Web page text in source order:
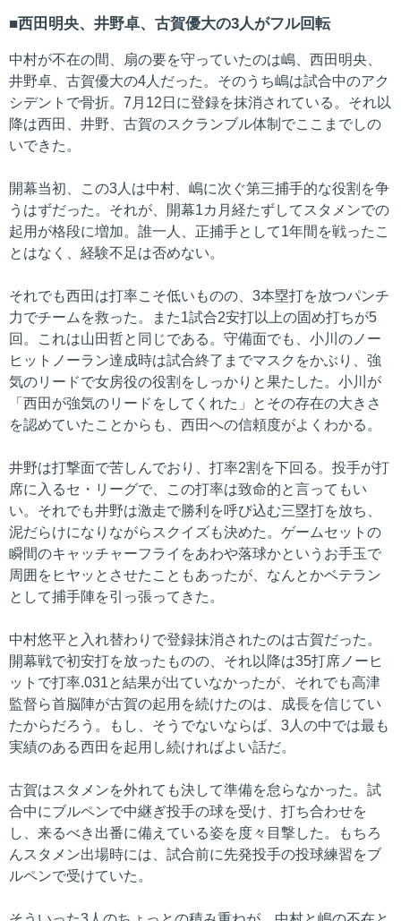
西田明央、井野卓、古賀優大の3人がフル回転
中村が不在の間、扇の要を守っていたのは嶋、西田明央、
井野卓、古賀優大の4人だった。そのうち嶋は試合中のアク
シデントで骨折。7月12日に登録を抹消されている。それ以
降は西田、井野、古賀のスクランブル体制でここまでしの
いできた。
開幕当初、この3人は中村、嶋に次ぐ第三捕手的な役割を争
うはずだった。それが、開幕1カ月経たずしてスタメンでの
起用が格段に増加。誰一人、正捕手として1年間を戦ったこ
とはなく、経験不足は否めない。
それでも西田は打率こそ低いものの、3本塁打を放つパンチ
力でチームを救った。また1試合2安打以上の固め打ちが5
回。これは山田哲と同じである。守備面でも、小川のノー
ヒットノーラン達成時は試合終了までマスクをかぶり、強
気のリードで女房役の役割をしっかりと果たした。小川が
「西田が強気のリードをしてくれた」とその存在の大きさ
を認めていたことからも、西田への信頼度がよくわかる。
井野は打撃面で苦しんでおり、打率2割を下回る。投手が打
席に入るセ・リーグで、この打率は致命的と言ってもい
い。それでも井野は激走で勝利を呼び込む三塁打を放ち、
泥だらけになりながらスクイズも決めた。ゲームセットの
瞬間のキャッチャーフライをあわや落球かというお手玉で
周囲をヒヤッとさせたこともあったが、なんとかベテラン
として捕手陣を引っ張ってきた。
中村悠平と入れ替わりで登録抹消されたのは古賀だった。
開幕戦で初安打を放ったものの、それ以降は35打席ノーヒ
ットで打率.031と結果が出ていなかったが、それでも高津
監督ら首脳陣が古賀の起用を続けたのは、成長を信じてい
たからだろう。もし、そうでないならば、3人の中では最も
実績のある西田を起用し続ければよい話だ。
古賀はスタメンを外れても決して準備を怠らなかった。試
合中にブルペンで中継ぎ投手の球を受け、打ち合わせを
し、来るべき出番に備えている姿を度々目撃した。もちろ
んスタメン出場時には、試合前に先発投手の投球練習をブ
ルペンで受けていた。